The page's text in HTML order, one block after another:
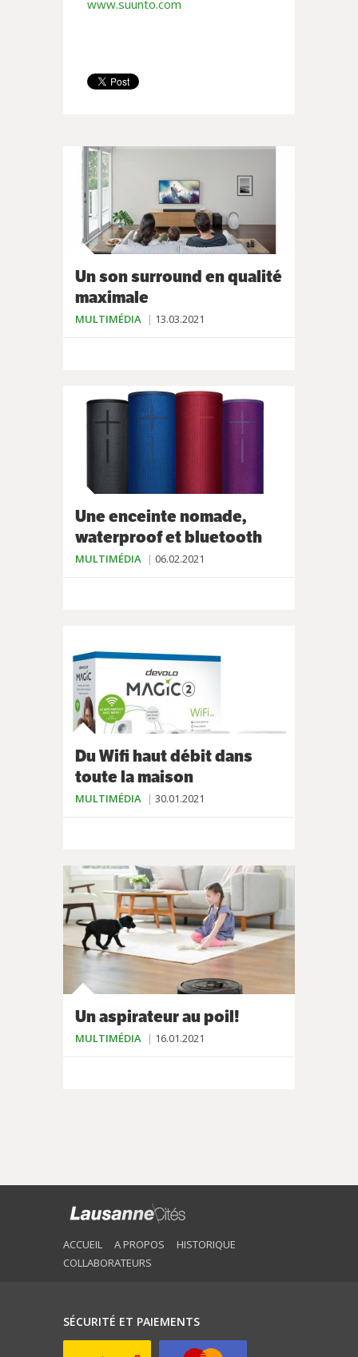
www.suunto.com
Un son surround en qualité
maximale
MULTIMÉDIA 13.03.2021
Une enceinte nomade,
waterproof et bluetooth
MULTIMÉDIA 06.02.2021
Du Wifi haut débit dans
toute la maison
MULTIMÉDIA 30.01.2021
Un aspirateur au poil!
MULTIMÉDIA 16.01.2021
ACCUEIL A PROPOS
HISTORIQUE
COLLABORATEURS
SÉCURITÉ ET PAIEMENTS